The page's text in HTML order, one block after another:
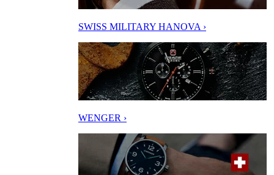
SWISS MILITARY HANOVA ›
WENGER ›